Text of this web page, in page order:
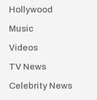
Hollywood
Music
Videos
TV News
Celebrity News